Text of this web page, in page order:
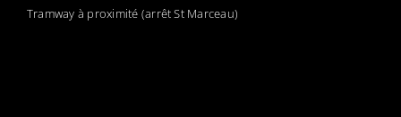
Tramway à proximité (arrêt St Marceau)